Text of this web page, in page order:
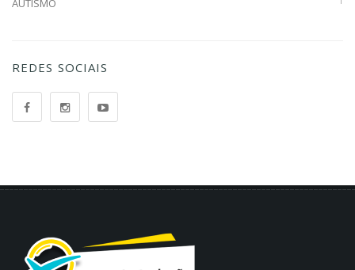
REDES SOCIAIS